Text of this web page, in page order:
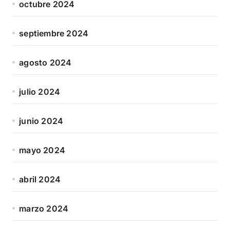
octubre 2024
septiembre 2024
agosto 2024
julio 2024
junio 2024
mayo 2024
abril 2024
marzo 2024